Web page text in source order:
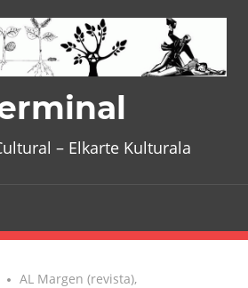
– Elkarte Kulturala
No comments
AL Margen (revista),